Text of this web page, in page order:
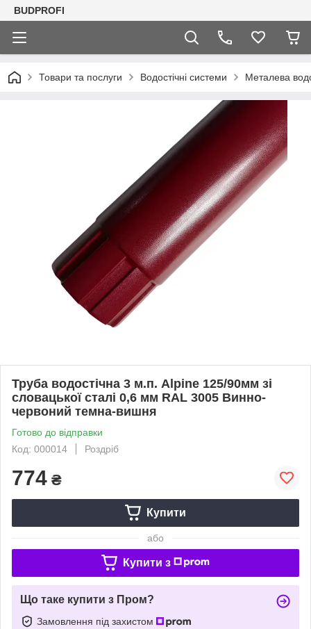
BUDPROFI
Товари та послуги Водостічні системи Металева
Труба водостічна 3 м.п. Alpine 125/90мм зі
словацької сталі 0,6 мм RAL 3005 Винно-
червоний темна-вишня
Готово до відправки
Код: 000014
Роздріб
774 ₴
Купити
або
Купити з
Що таке купити з Пром?
Замовлення під захистом